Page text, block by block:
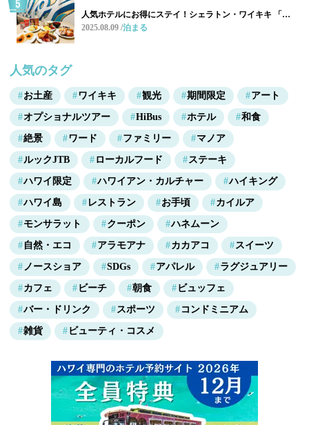
人気ホテルにお得にステイ！シェラトン・ワイキキ 「…
2025.08.09 泊まる
人気のタグ
お土産 ワイキキ 観光 期間限定 アート
オプショナルツアー HiBus ホテル 和食
絶景 ワード ファミリー マノア
ルックJTB ローカルフード ステーキ
ハワイ限定 ハワイアン・カルチャー ハイキング
ハワイ島 レストラン お手頃 カイルア
モンサラット クーポン ハネムーン
自然・エコ アラモアナ カカアコ スイーツ
ノースショア SDGs アパレル ラグジュアリー
カフェ ビーチ 朝食 ビュッフェ
バー・ドリンク スポーツ コンドミニアム
雑貨 ビューティ・コスメ